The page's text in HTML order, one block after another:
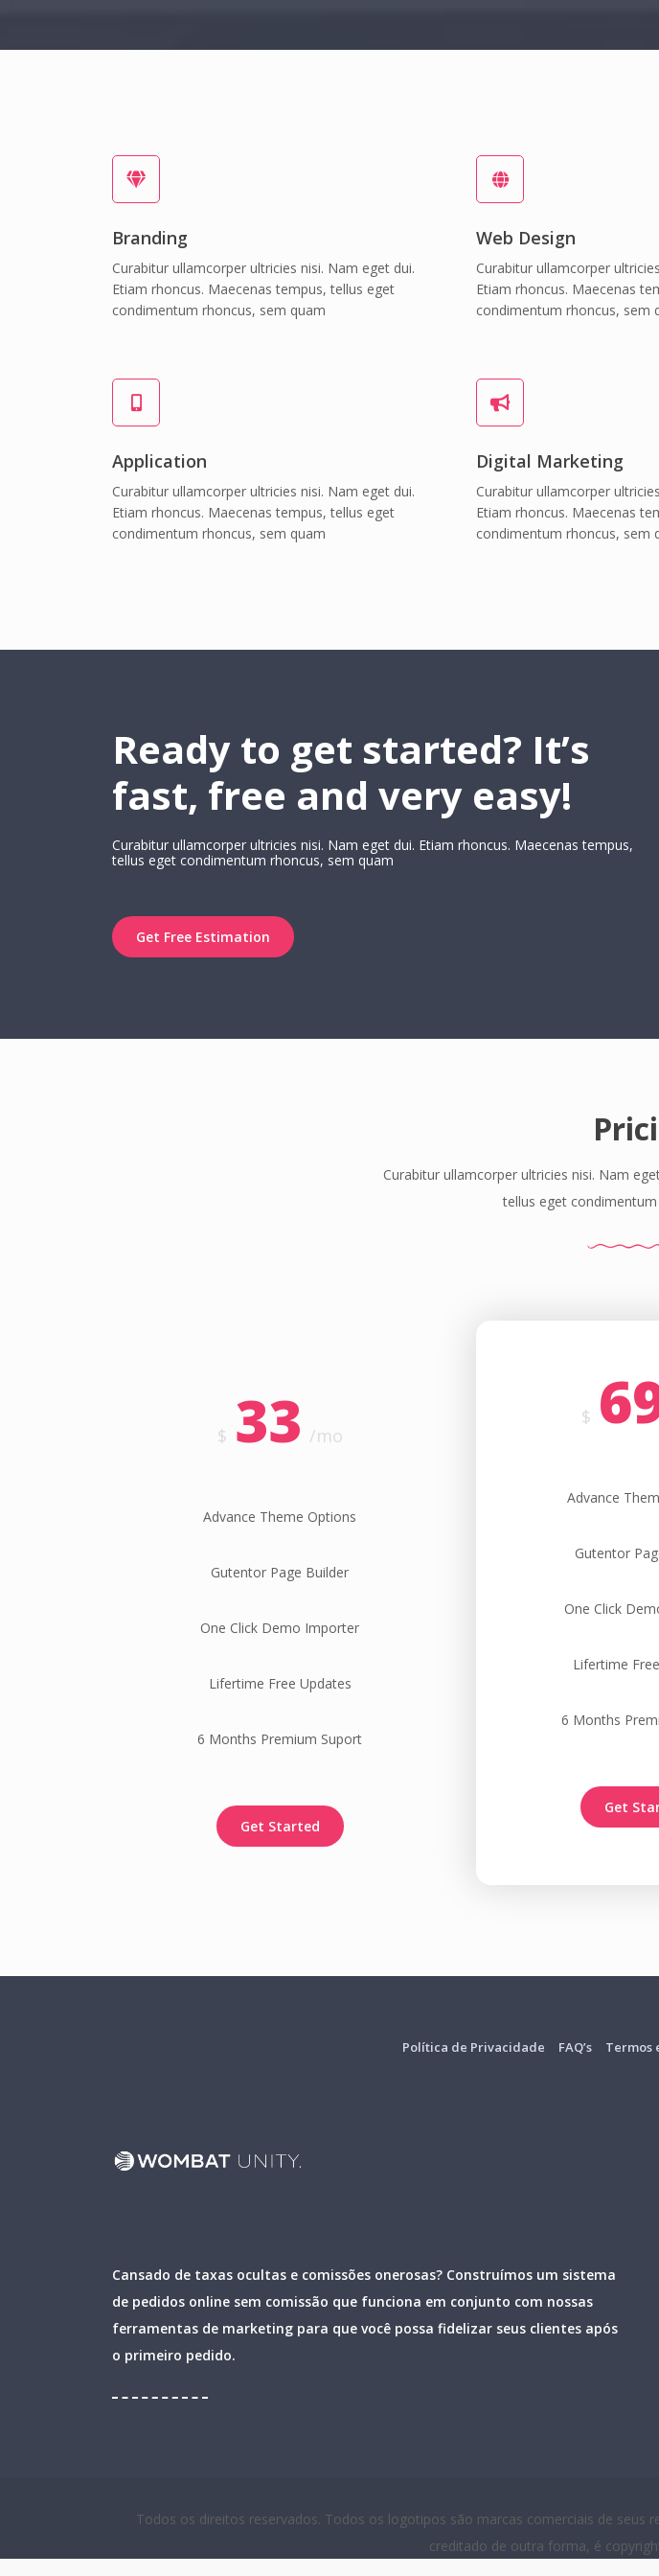
Branding
Curabitur ullamcorper ultricies nisi. Nam eget dui.
Etiam rhoncus. Maecenas tempus, tellus eget
condimentum rhoncus, sem quam
Web Design
Curabitur ullamcorper
Etiam rhoncus. Maecenas
condimentum rhoncus, sem
Application
Curabitur ullamcorper ultricies nisi. Nam eget dui.
Etiam rhoncus. Maecenas tempus, tellus eget
condimentum rhoncus, sem quam
Digital Marketing
Curabitur ullamcorper
Etiam rhoncus. Maecenas
condimentum rhoncus, sem
Ready to get started? It’s
fast, free and very easy!
Curabitur ullamcorper ultricies nisi. Nam eget dui. Etiam rhoncus. Maecenas tempus,
tellus eget condimentum rhoncus, sem quam
Get Free Estimation
Curabitur ullamcorper ultricies nisi. Nam
tellus eget
$ 33 /mo
Advance Theme Options
Gutentor Page Builder
One Click Demo Importer
Lifertime Free Updates
6 Months Premium Suport
Get Started
$
Advance
Gutentor
One Click
Lifertime
6 Months
Get
Política de Privacidade FAQ’s Termos
Cansado de taxas ocultas e comissões onerosas? Construímos um sistema
de pedidos online sem comissão que funciona em conjunto com nossas
ferramentas de marketing para que você possa fidelizar seus clientes após
o primeiro pedido.
Todos os direitos reservados. Todos os logotipos são marcas comerciais de
creditado de outra forma, é